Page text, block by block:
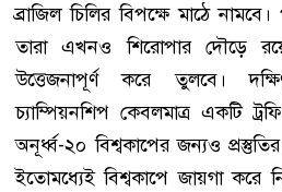
ব্রাজিল চিলির বিপক্ষে মাঠে
তারা এখনও শিরোপার দৌড়ে
উত্তেজনাপূর্ণ করে তুলবে।
চ্যাম্পিয়নশিপ কেবলমাত্র একটি
অনূর্ধ্ব-২০ বিশ্বকাপের জন্যও
ইতোমধ্যেই বিশ্বকাপে জায়গা করে